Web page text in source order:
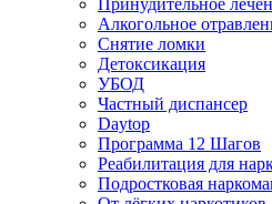
Принудительное
Алкогольное
Снятие ломки
Детоксикация
УБОД
Частный диспансер
Daytop
Программа 12 Шагов
Реабилитация для
Подростковая